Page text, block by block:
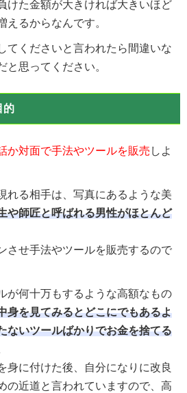
けた金額が大きければ大きいほど
えるからなんです。
てくださいと言われたら間違いな
と思ってください。
的
か対面で手法やツールを販売 しよ
れる相手は、写真にあるような美
や師匠と呼ばれる男性がほとんど
させ手法やツールを販売するので
が何十万もするような高額なもの
身を見てみるとどこにでもあるよ
ないツールばかりでお金を捨てる
身に付けた後、自分になりに改良
の近道と言われていますので、高